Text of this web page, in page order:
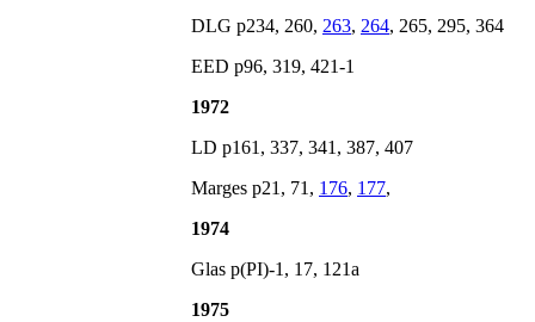
DLG p234, 260, 263, 264, 265, 295, 364
EED p96, 319, 421-1
1972
LD p161, 337, 341, 387, 407
Marges p21, 71, 176, 177,
1974
Glas p(PI)-1, 17, 121a
1975